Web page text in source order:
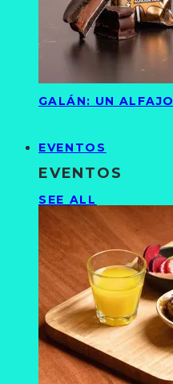
GALÁN: UN
EVENTOS
EVENTOS
SEE ALL